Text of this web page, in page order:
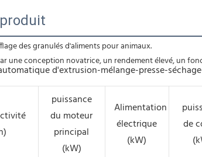
des granulés d'aliments pour animaux.
une conception novatrice, un rendement élevé, un
puissance
du moteur
principal
(kW)
Alimentation
électrique
(kW)
de